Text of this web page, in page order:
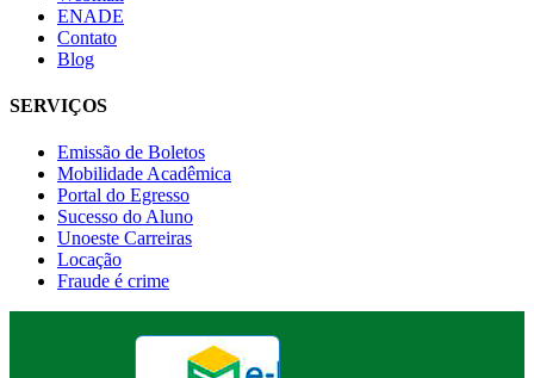
ENADE
Contato
Blog
SERVIÇOS
Emissão de Boletos
Mobilidade Acadêmica
Portal do Egresso
Sucesso do Aluno
Unoeste Carreiras
Locação
Fraude é crime